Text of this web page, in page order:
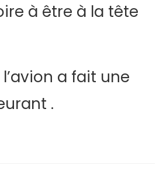
à être à la tête
a fait une
.